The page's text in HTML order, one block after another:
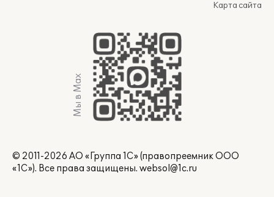
Карта сайта
Мы в Max
© 2011-2026 АО «Группа 1С» (правопреемник ООО
«1С»). Все права защищены. websol@1c.ru